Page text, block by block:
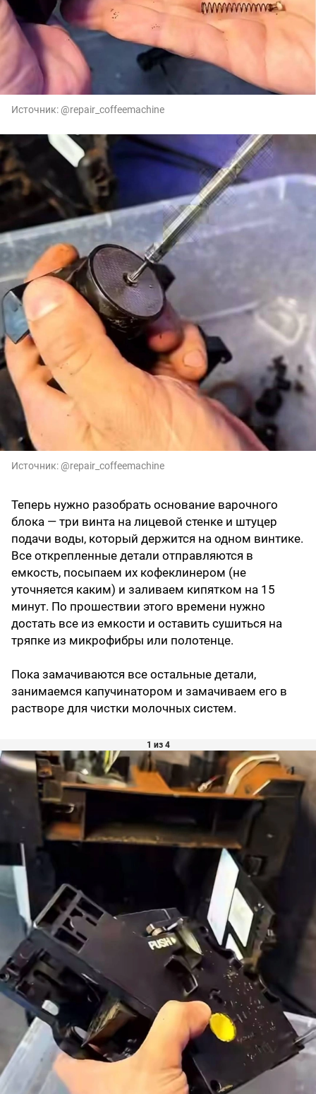
Источник: @repair_coffeemachine
Источник: @repair_coffeemachine
Теперь нужно разобрать основание варочного
блока — три винта на лицевой стенке и штуцер
подачи воды, который держится на одном винтике.
Все открепленные детали отправляются в
емкость, посыпаем их кофеклинером (не
уточняется каким) и заливаем кипятком на 15
минут. По прошествии этого времени нужно
достать все из емкости и оставить сушиться на
тряпке из микрофибры или полотенце.
Пока замачиваются все остальные детали,
занимаемся капучинатором и замачиваем его в
растворе для чистки молочных систем.
1 из 4